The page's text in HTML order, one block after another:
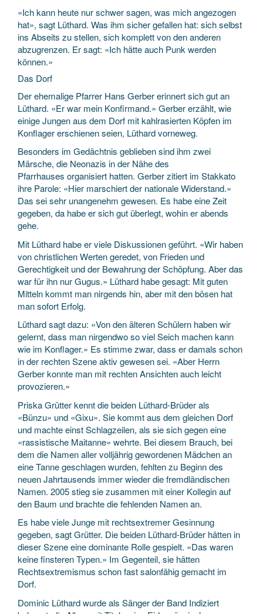
«Ich kann heute nur schwer sagen, was mich angezogen
hat», sagt Lüthard. Was ihm sicher gefallen hat: sich selbst
ins Abseits zu stellen, sich komplett von den anderen
abzugrenzen. Er sagt: «Ich hätte auch Punk werden
können.»
Das Dorf
Der ehemalige Pfarrer Hans Gerber erinnert sich gut an
Lüthard. «Er war mein Konfirmand.» Gerber erzählt, wie
einige Jungen aus dem Dorf mit kahlrasierten Köpfen im
Konflager erschienen seien, Lüthard vorneweg.
Besonders im Gedächtnis geblieben sind ihm zwei
Märsche, die Neonazis in der Nähe des
Pfarrhauses organisiert hatten. Gerber zitiert im Stakkato
ihre Parole: «Hier marschiert der nationale Widerstand.»
Das sei sehr unangenehm gewesen. Es habe eine Zeit
gegeben, da habe er sich gut überlegt, wohin er abends
gehe.
Mit Lüthard habe er viele Diskussionen geführt. «Wir haben
von christlichen Werten geredet, von Frieden und
Gerechtigkeit und der Bewahrung der Schöpfung. Aber das
war für ihn nur Gugus.» Lüthard habe gesagt: Mit guten
Mitteln kommt man nirgends hin, aber mit den bösen hat
man sofort Erfolg.
Lüthard sagt dazu: «Von den älteren Schülern haben wir
gelernt, dass man nirgendwo so viel Seich machen kann
wie im Konflager.» Es stimme zwar, dass er damals schon
in der rechten Szene aktiv gewesen sei. «Aber Herrn
Gerber konnte man mit rechten Ansichten auch leicht
provozieren.»
Priska Grütter kennt die beiden Lüthard-Brüder als
«Bünzu» und «Gixu». Sie kommt aus dem gleichen Dorf
und machte einst Schlagzeilen, als sie sich gegen eine
«rassistische Maitanne» wehrte. Bei diesem Brauch, bei
dem die Namen aller volljährig gewordenen Mädchen an
eine Tanne geschlagen wurden, fehlten zu Beginn des
neuen Jahrtausends immer wieder die fremdländischen
Namen. 2005 stieg sie zusammen mit einer Kollegin auf
den Baum und brachte die fehlenden Namen an.
Es habe viele Junge mit rechtsextremer Gesinnung
gegeben, sagt Grütter. Die beiden Lüthard-Brüder hätten in
dieser Szene eine dominante Rolle gespielt. «Das waren
keine finsteren Typen.» Im Gegenteil, sie hätten
Rechtsextremismus schon fast salonfähig gemacht im
Dorf.
Dominic Lüthard wurde als Sänger der Band Indiziert